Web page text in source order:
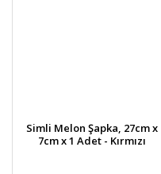
Simli Melon Şapka, 27cm x
7cm x 1 Adet - Kırmızı